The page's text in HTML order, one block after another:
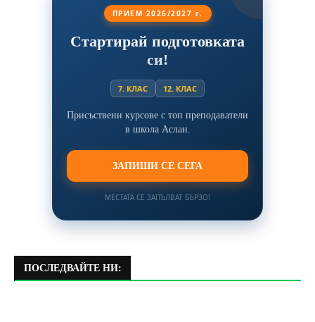
ПРИЕМ 2026/2027 г.
Стартирай подготовката
си!
7. КЛАС 12. КЛАС
Присъствени курсове с топ преподаватели
в школа Аслан.
ЗАПИШИ СЕ СЕГА
МЕСТАТА СЕ ЗАПЪЛВАТ БЪРЗО!
ПОСЛЕДВАЙТЕ НИ: